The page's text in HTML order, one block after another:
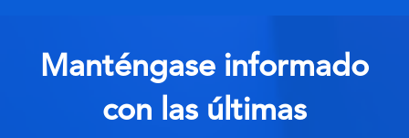
Manténgase informado
con las últimas